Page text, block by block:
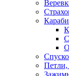
Петли,